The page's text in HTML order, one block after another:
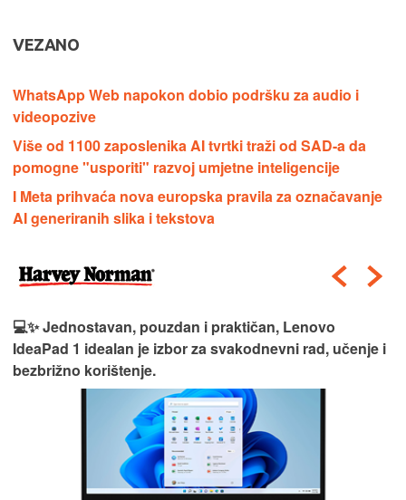
VEZANO
WhatsApp Web napokon dobio podršku za audio i
videopozive
Više od 1100 zaposlenika AI tvrtki traži od SAD-a da
pomogne "usporiti" razvoj umjetne inteligencije
I Meta prihvaća nova europska pravila za označavanje
AI generiranih slika i tekstova
💻✨ Jednostavan, pouzdan i praktičan, Lenovo
IdeaPad 1 idealan je izbor za svakodnevni rad, učenje i
bezbrižno korištenje.